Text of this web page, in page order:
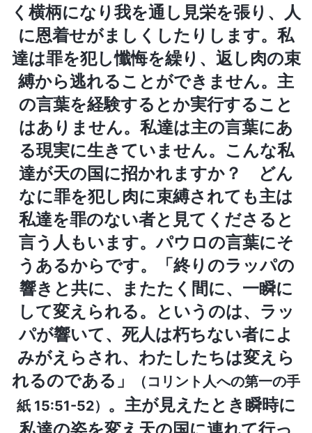
く横柄になり我を通し見栄を張り、人
に恩着せがましくしたりします。私
達は罪を犯し懺悔を繰り、返し肉の束
縛から逃れることができません。主
の言葉を経験するとか実行すること
はありません。私達は主の言葉にあ
る現実に生きていません。こんな私
達が天の国に招かれますか？ どん
なに罪を犯し肉に束縛されても主は
私達を罪のない者と見てくださると
言う人もいます。パウロの言葉にそ
うあるからです。「終りのラッパの
響きと共に、またたく間に、一瞬に
して変えられる。というのは、ラッ
パが響いて、死人は朽ちない者によ
みがえらされ、わたしたちは変えら
れるのである」
（コリント人への第一の手
紙 15:51-52） 。主が見えたとき瞬時に
私達の姿を変え天の国に連れて行っ